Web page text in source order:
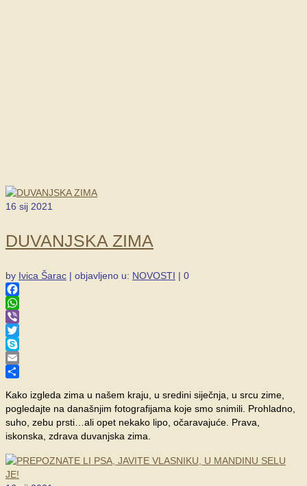
16 sij 2021
DUVANJSKA ZIMA
by Ivica Šarac | objavljeno u: NOVOSTI | 0
Facebook
WhatsApp
Viber
Twitter
Skype
Email
Kako izgleda zima u našem kraju, u sredini siječnja, u srcu zime,
pogledajte na današnjim fotografijama koje smo snimili. Prohladno,
suho, zebu prsti…ali opet nekako lipo, očaravajuće. Prava,
iskonska, zdrava duvanjska zima.